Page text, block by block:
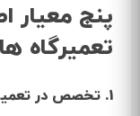
پنج معیار
تعمیرگاه
1. تخصص در تعمیر گیربکس اتوماتیک